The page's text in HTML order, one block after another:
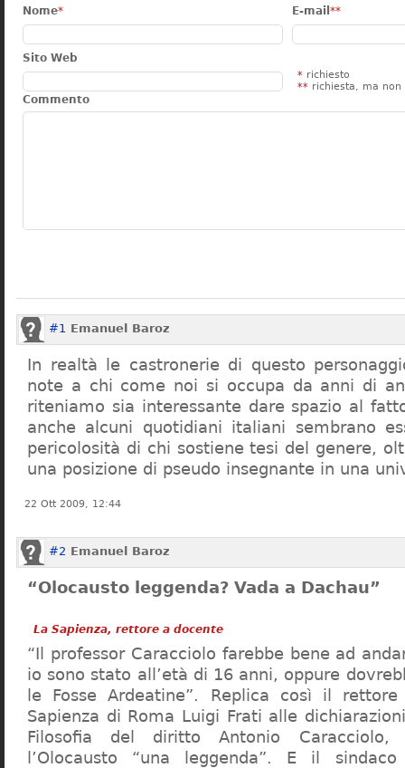
Nome* E-mail **
Sito Web
* richiesto
** richiesta, ma non
Commento
#1 Emanuel Baroz
In realtà le castronerie di questo
note a chi come noi si occupa da anni di
riteniamo sia interessante dare spazio al fatto
anche alcuni quotidiani italiani sembrano
pericolosità di chi sostiene tesi del genere,
una posizione di pseudo insegnante in una
22 Ott 2009, 12:44
#2 Emanuel Baroz
“Olocausto leggenda? Vada a Dachau”
La Sapienza, rettore a docente
“Il professor Caracciolo farebbe bene ad
io sono stato all’età di 16 anni, oppure
le Fosse Ardeatine”. Replica così il rettore
Sapienza di Roma Luigi Frati alle
Filosofia del diritto Antonio
l’Olocausto “una leggenda”. E il